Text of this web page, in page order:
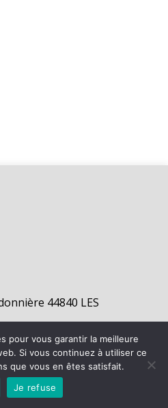
44840 LES
| Site internet réalisé par
LÉGALES
pour vous garantir la meilleure
Si vous continuez à utiliser ce
que vous en êtes satisfait.
Je refuse